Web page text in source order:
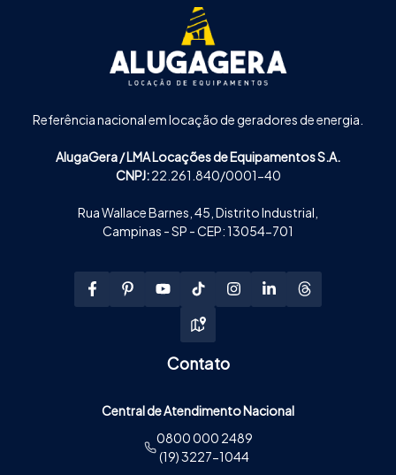
Referência nacional em locação de geradores de energia.
AlugaGera / LMA Locações de Equipamentos S.A.
CNPJ:22.261.840/0001-40
Rua Wallace Barnes, 45, Distrito Industrial,
Campinas - SP - CEP: 13054-701
Contato
Central de Atendimento Nacional
0800 000 2489
(19) 3227-1044